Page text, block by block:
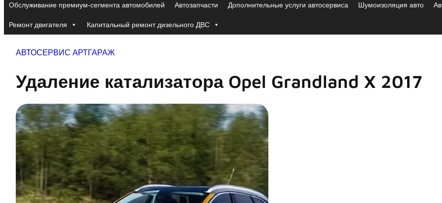
Обслуживание премиум-сегмента автомобилей Автозапчасти Дополнительные услуги автосервиса Шумоизоляция авто
Ремонт двигателя Капитальный ремонт дизельного ДВС
АВТОСЕРВИС АРТГАРАЖ
Удаление катализатора Opel Grandland X 2017